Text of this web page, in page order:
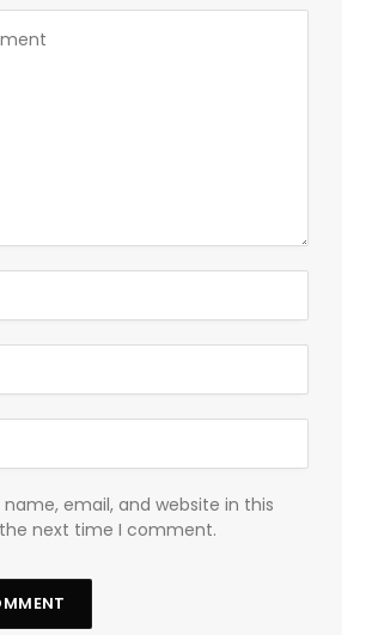
email, and website in this
next time I comment.